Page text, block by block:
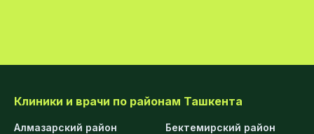
Клиники и врачи по районам Ташкента
Алмазарский район
Бектемирский район